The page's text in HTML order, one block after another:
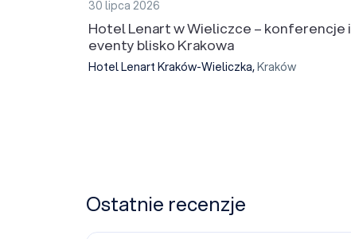
30 lipca 2026
Hotel Lenart w Wieliczce – konferencje i
eventy blisko Krakowa
Hotel Lenart Kraków-Wieliczka,Kraków
Ostatnie recenzje